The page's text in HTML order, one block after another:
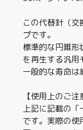
この代替針（交
プです。
標準的な円錐形
を再生する汎用
一般的な寿命は
【使用上のご注
上記に記載の
です。実際の使